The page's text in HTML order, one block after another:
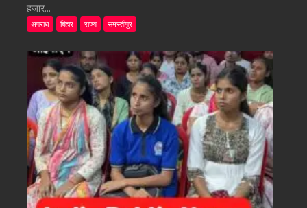
हजार...
अपराध बिहार राज्य समस्तीपुर